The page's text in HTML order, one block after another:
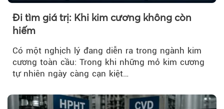
Đi tìm giá trị: Khi kim cương không còn
hiếm
Có một nghịch lý đang diễn ra trong ngành kim
cương toàn cầu: Trong khi những mỏ kim cương
tự nhiên ngày càng cạn kiệt…